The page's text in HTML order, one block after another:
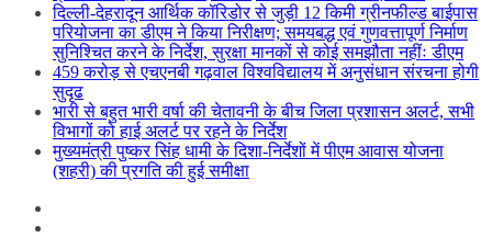
दिल्ली-देहरादून आर्थिक कॉरिडोर से जुड़ी 12 किमी ग्रीनफील्ड बाईपास
परियोजना का डीएम ने किया निरीक्षण; समयबद्ध एवं गुणवत्तापूर्ण निर्माण
सुनिश्चित करने के निर्देश, सुरक्षा मानकों से कोई समझौता नहींः डीएम
459 करोड़ से एचएनबी गढ़वाल विश्वविद्यालय में अनुसंधान संरचना होगी
सुदृढ
भारी से बहुत भारी वर्षा की चेतावनी के बीच जिला प्रशासन अलर्ट, सभी
विभागों को हाई अलर्ट पर रहने के निर्देश
मुख्यमंत्री पुष्कर सिंह धामी के दिशा-निर्देशों में पीएम आवास योजना
(शहरी) की प्रगति की हुई समीक्षा